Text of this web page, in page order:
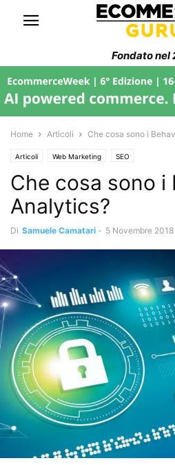
Fondato nel
Home Articoli Che cosa sono i
Articoli Web Marketing SEO
Che cosa sono i
Analytics?
Di Samuele Camatari - 5 Novembre 2018